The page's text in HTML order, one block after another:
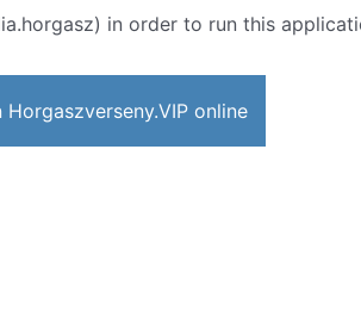
in order to run this
Horgaszverseny.VIP online